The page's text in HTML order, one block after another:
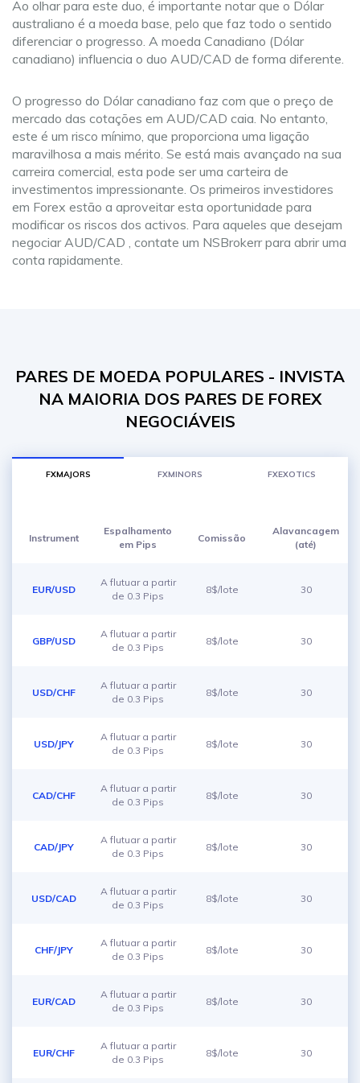
Ao olhar para este duo, é importante notar que o Dólar
australiano é a moeda base, pelo que faz todo o sentido
diferenciar o progresso. A moeda Canadiano (Dólar
canadiano) influencia o duo AUD/CAD de forma diferente.
O progresso do Dólar canadiano faz com que o preço de
mercado das cotações em AUD/CAD caia. No entanto,
este é um risco mínimo, que proporciona uma ligação
maravilhosa a mais mérito. Se está mais avançado na sua
carreira comercial, esta pode ser uma carteira de
investimentos impressionante. Os primeiros investidores
em Forex estão a aproveitar esta oportunidade para
modificar os riscos dos activos. Para aqueles que desejam
negociar AUD/CAD , contate um NSBrokerr para abrir uma
conta rapidamente.
PARES DE MOEDA POPULARES - INVISTA
NA MAIORIA DOS PARES DE FOREX
NEGOCIÁVEIS
FXMAJORS FXMINORS FXEXOTICS
Instrument
Espalhamento
em Pips
Comissão
Alavancagem
(até)
EUR/USD
A flutuar a partir
de 0.3 Pips
8$/lote 30
GBP/USD
A flutuar a partir
de 0.3 Pips
8$/lote 30
USD/CHF
A flutuar a partir
de 0.3 Pips
8$/lote 30
USD/JPY
A flutuar a partir
de 0.3 Pips
8$/lote 30
CAD/CHF
A flutuar a partir
de 0.3 Pips
8$/lote 30
CAD/JPY
A flutuar a partir
de 0.3 Pips
8$/lote 30
USD/CAD
A flutuar a partir
de 0.3 Pips
8$/lote 30
CHF/JPY
A flutuar a partir
de 0.3 Pips
8$/lote 30
EUR/CAD
A flutuar a partir
de 0.3 Pips
8$/lote 30
EUR/CHF
A flutuar a partir
de 0.3 Pips
8$/lote 30